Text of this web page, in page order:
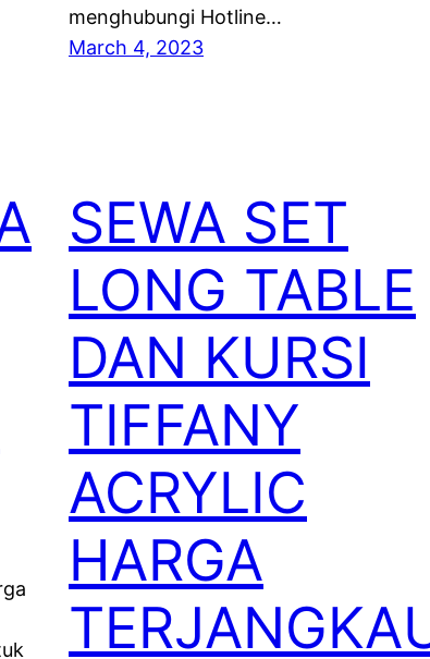
menghubungi Hotline…
March 4, 2023
SEWA SET
LONG TABLE
DAN KURSI
TIFFANY
ACRYLIC
HARGA